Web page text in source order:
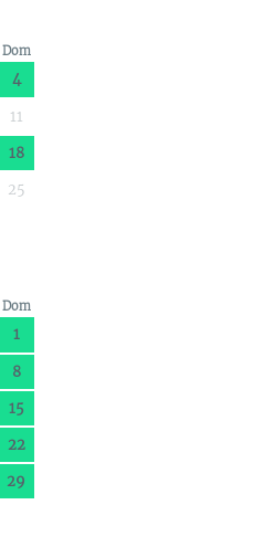
Dom
4
11
18
25
Dom
1
8
15
22
29